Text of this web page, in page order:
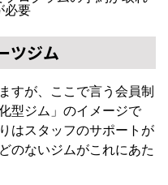
必要
ツジム
すが、ここで言う会員制
型ジム」のイメージで
はスタッフのサポートが
のないジムがこれにあた